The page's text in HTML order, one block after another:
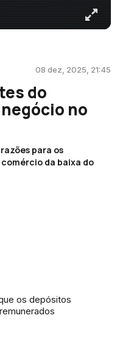
08 dez, 2025, 21:45
do
no
para os
da baixa do
os depósitos